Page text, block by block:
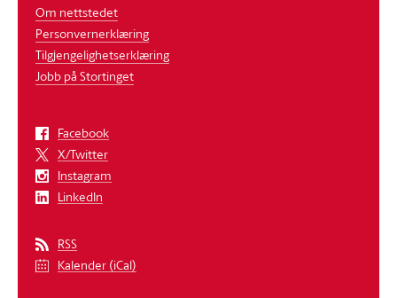
Om nettstedet
Personvernerklæring
Tilgjengelighetserklæring
Jobb på Stortinget
Facebook
X/Twitter
Instagram
LinkedIn
RSS
Kalender (iCal)